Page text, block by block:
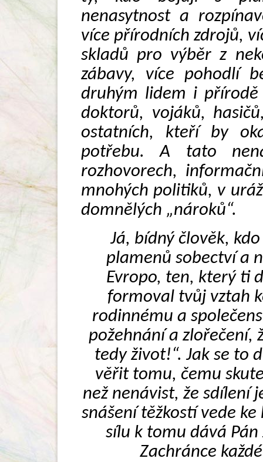
nenasytnost a
více přírodních zdrojů,
skladů pro výběr z
zábavy, více pohodlí
druhým lidem i přírodě
doktorů, vojáků,
ostatních, kteří by
potřebu. A tato
rozhovorech,
mnohých politiků, v
domnělých „nároků“.
Já, bídný člověk,
plamenů sobectví a
Evropo, ten, který ti
formoval tvůj vztah
rodinnému a
požehnání a zlořečení,
tedy život!“. Jak se to
věřit tomu, čemu
než nenávist, že sdílení
snášení těžkostí vede
sílu k tomu dává Pán
Zachránce